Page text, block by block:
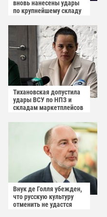
вновь нанесены удары
по крупнейшему складу
маркетплейса Rozetka
Тихановская допустила
удары ВСУ по НПЗ и
складам маркетплейсов
Внук де Голля убежден,
что русскую культуру
отменить не удастся